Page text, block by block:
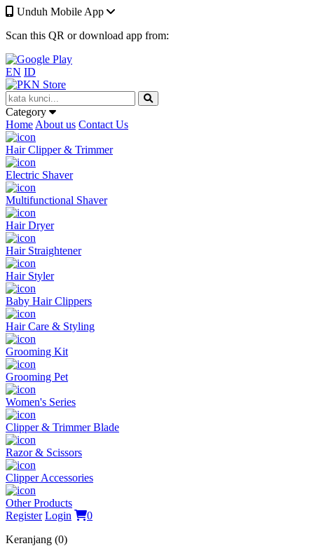
Unduh Mobile App
Scan this QR or download app from:
EN ID
Category
Home About us Contact Us
Hair Clipper & Trimmer
Electric Shaver
Multifunctional Shaver
Hair Dryer
Hair Straightener
Hair Styler
Baby Hair Clippers
Hair Care & Styling
Grooming Kit
Grooming Pet
Women's Series
Clipper & Trimmer Blade
Razor & Scissors
Clipper Accessories
Other Products
Register Login
0
Keranjang (0)